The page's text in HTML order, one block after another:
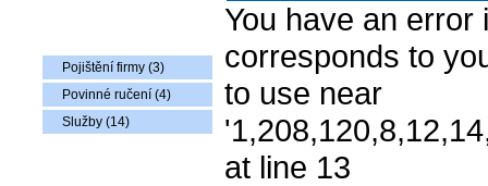
Pojištění firmy (3)
Povinné ručení (4)
Služby (14)
You have an
corresponds to
to use near
at line 13